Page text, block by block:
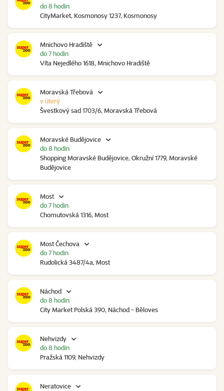
CityMarket, Kosmonosy 1237, Kosmonosy
do 8 hodin
Mnichovo Hradiště
Víta Nejedlého 1618, Mnichovo Hradiště
do 7 hodin
Moravská Třebová
Švestkový sad 1703/6, Moravská Třebová
v úterý
Moravské Budějovice
Shopping Moravské Budějovice, Okružní 1779, Moravské
Budějovice
do 8 hodin
Most
Chomutovská 1316, Most
do 7 hodin
Most Čechova
Rudolická 3487/4a, Most
do 7 hodin
Náchod
City Market Polská 390, Náchod - Běloves
do 8 hodin
Nehvizdy
Pražská 1109, Nehvizdy
do 8 hodin
Neratovice